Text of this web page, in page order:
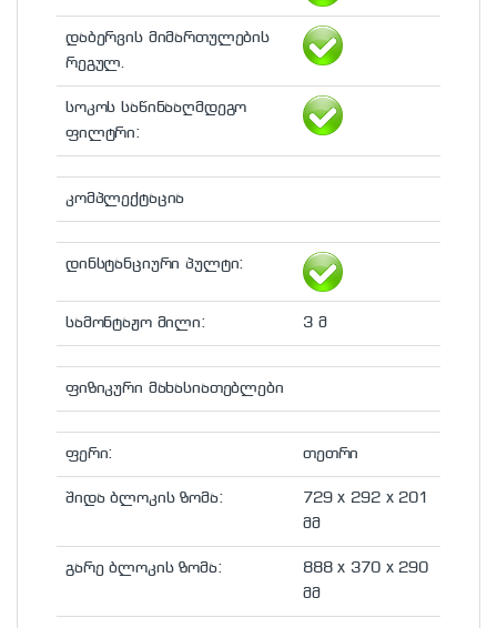
დაბერვის მიმართულების
რეგულ.
სოკოს საწინააღმდეგო
ფილტრი:
კომპლექტაცია
დინსტანციური პულტი:
სამონტაჟო მილი: 3 მ
ფიზიკური მახასიათებლები
ფერი: თეთრი
შიდა ბლოკის ზომა:
729 x 292 x 201
მმ
გარე ბლოკის ზომა:
888 x 370 x 290
მმ